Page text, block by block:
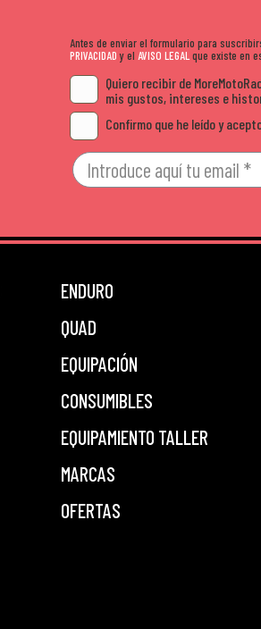
Antes de enviar el formulario para
PRIVACIDADy el AVISO LEGALque existe en
Quiero recibir de
mis gustos, intereses e
Confirmo que he leído y
ENDURO
QUAD
EQUIPACIÓN
CONSUMIBLES
EQUIPAMIENTO TALLER
MARCAS
OFERTAS